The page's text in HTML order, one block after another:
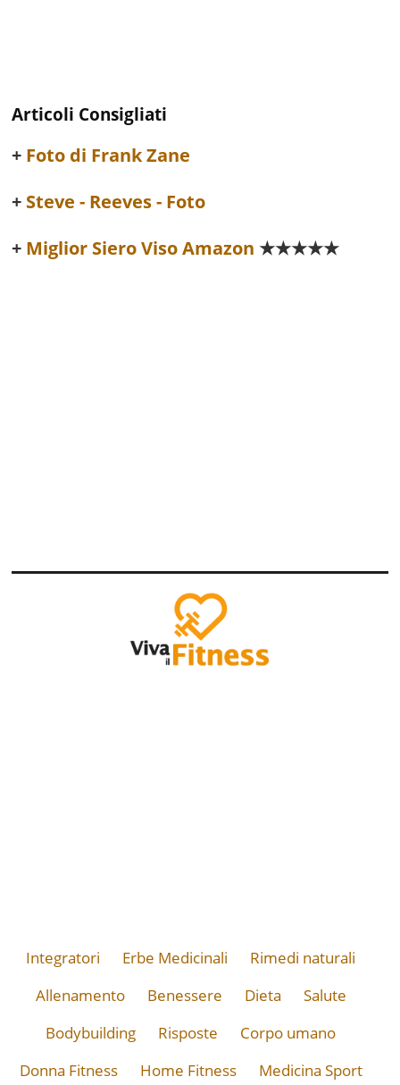
Articoli Consigliati
Foto di Frank Zane
Steve - Reeves - Foto
Miglior Siero Viso Amazon ★★★★★
Integratori Erbe Medicinali
Rimedi naturali
Allenamento
Benessere Dieta
Salute
Bodybuilding
Risposte
Corpo umano
Donna Fitness
Home Fitness Medicina Sport